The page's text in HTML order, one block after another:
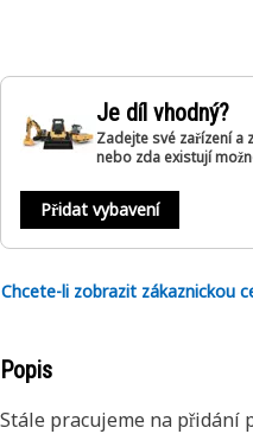
Je díl vhodný?
Zadejte své zařízení a
nebo zda existují
Přidat vybavení
Chcete-li zobrazit zákaznickou
Popis
Stále pracujeme na přidání